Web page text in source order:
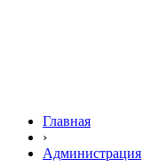
Главная
›
Администрация